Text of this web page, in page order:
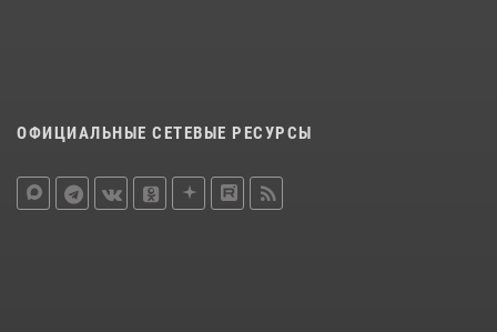
ОФИЦИАЛЬНЫЕ СЕТЕВЫЕ РЕСУРСЫ